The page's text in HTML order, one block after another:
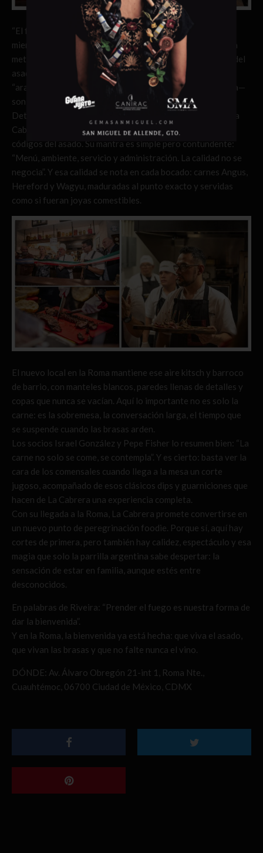
“El fuego es un show, un imán para la gente”, dice Castro
mientras invita a los comensales a espiar la parrilla y hasta
meter nariz en la cocina. Y vaya que lo es: el chisporroteo del
asado de tira, el brillo marmoleado del ribeye y la famosa
“arañita” —ese corte secreto que casi nunca llega a la mesa—
son espectáculo puro.
Detrás de esta filosofía está Gastón Riveira, creador de La
Cabrera, quien un día cambió los códigos civiles por los
códigos del asado. Su mantra es simple pero contundente:
“Menú, ambiente, servicio y administración. La calidad no se
negocia”. Y esa calidad se nota en cada bocado: carnes Angus,
Hereford y Wagyu, maduradas al punto exacto y servidas
como si fueran joyas comestibles.
El nuevo local en la Roma mantiene ese aire kitsch y barroco
de barrio, con manteles blancos, paredes llenas de detalles y
copas que nunca se vacían. Aquí lo importante no es solo la
carne: es la sobremesa, la conversación larga, el tiempo que
se suspende cuando las brasas arden.
Los socios Israel González y Pepe Fisher lo resumen bien: “La
carne no solo se come, se contempla”. Y es cierto: basta ver la
cara de los comensales cuando llega a la mesa un corte
jugoso, acompañado de esos clásicos dips y guarniciones que
hacen de La Cabrera una experiencia completa.
Con su llegada a la Roma, La Cabrera promete convertirse en
un nuevo punto de peregrinación foodie. Porque sí, aquí hay
cortes de primera, pero también hay calidez, espectáculo y esa
magia que solo la parrilla argentina sabe despertar: la
sensación de estar en familia, aunque estés entre
desconocidos.
En palabras de Riveira: “Prender el fuego es nuestra forma de
dar la bienvenida”.
Y en la Roma, la bienvenida ya está hecha: que viva el asado,
que vivan las brasas y que no falte nunca el vino.
DÓNDE: Av. Álvaro Obregón 21-int 1, Roma Nte.,
Cuauhtémoc, 06700 Ciudad de México, CDMX